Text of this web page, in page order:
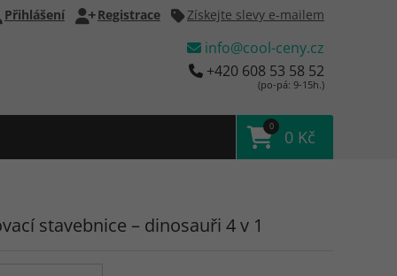
Přihlášení Registrace Získejte slevy e-mailem
info@cool-ceny.cz
+420 608 53 58 52
(po-pá: 9-15h.)
0
0 Kč
stavebnice – dinosauři 4 v 1